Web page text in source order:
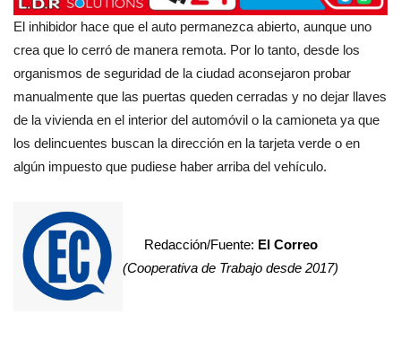
El inhibidor hace que el auto permanezca abierto, aunque uno
crea que lo cerró de manera remota. Por lo tanto, desde los
organismos de seguridad de la ciudad aconsejaron probar
manualmente que las puertas queden cerradas y no dejar llaves
de la vivienda en el interior del automóvil o la camioneta ya que
los delincuentes buscan la dirección en la tarjeta verde o en
algún impuesto que pudiese haber arriba del vehículo.
Redacción/Fuente: El Correo
(Cooperativa de Trabajo desde 2017)